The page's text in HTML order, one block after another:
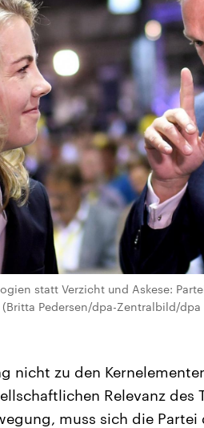
statt Verzicht und Askese:
Pedersen/dpa-Zentralbild/dpa
nicht zu den
Relevanz des
muss sich die